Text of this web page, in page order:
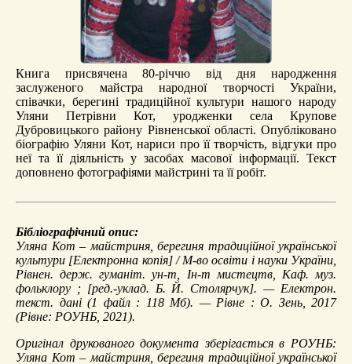
Книга присвячена 80-річчю від дня народження
заслуженого майстра народної творчості України,
співачки, берегині традиційної культури нашого народу
Уляни Петрівни Кот, уродженки села Крупове
Дубровицького району Рівненської області. Опубліковано
біографію Уляни Кот, нариси про її творчість, відгуки про
неї та її діяльність у засобах масової інформації. Текст
доповнено фотографіями майстрині та її робіт.
Бібліографічний опис:
Уляна Кот – майстриня, берегиня традиційної української
культури [Електронна копія] / М-во освіти і науки України,
Рівнен. держ. гуманіт. ун-т, Ін-т мистецтв, Каф. муз.
фольклору ; [ред.-уклад. Б. Й. Столярчук]. — Електрон.
текст. дані (1 файл : 118 Мб). — Рівне : О. Зень, 2017
(Рівне: РОУНБ, 2021).
Оригінал друкованого документа зберігається в РОУНБ:
Уляна Кот – майстриня, берегиня традиційної української